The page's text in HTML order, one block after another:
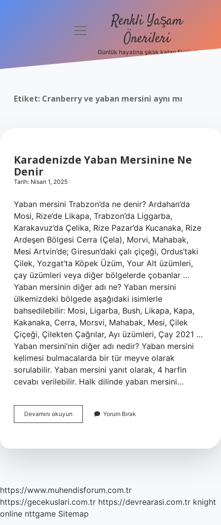
Politikası
menüyü
Renkli Yaşam
Önerileri
Günlük hayatına şıklık katan fikirler!
Etiket: Cranberry ve yaban mersini aynı mı
Karadenizde Yaban Mersinine Ne
Denir
Tarih: Nisan 1, 2025
Yaban mersini Trabzon’da ne denir? Ardahan’da
Mosi, Rize’de Likapa, Trabzon’da Liggarba,
Karakavuz’da Çelika, Rize Pazar’da Kucanaka, Rize
Ardeşen Bölgesi Cerra (Çela), Morvi, Mahabak,
Mesi Artvin’de; Giresun’daki çalı çiçeği, Ordus’taki
Çilek, Yozgat’ta Köpek Üzüm, Your Alt üzümleri,
çay üzümleri veya diğer bölgelerde çobanlar …
Yaban mersinin diğer adı ne? Yaban mersini
ülkemizdeki bölgede aşağıdaki isimlerle
bahsedilebilir: Mosi, Ligarba, Bush, Likapa, Kapa, ​​
Kakanaka, Cerra, Morsvi, Mahabak, Mesi, Çilek
Çiçeği, Çilekten Çağrılar, Ayı üzümleri, Çay 2021 …
Yaban mersini’nin diğer adı nedir? Yaban mersini
kelimesi bulmacalarda bir tür meyve olarak
sorulabilir. Yaban mersini yanıt olarak, 4 harfin
cevabı verilebilir. Halk dilinde yaban mersini…
Devamını okuyun Karadenizde
Yaban
Denir
Yorum Bırak
https://www.muhendisforum.com.tr
https://gecekuslari.com.tr https://devrearasi.com.tr knight
online nttgame Sitemap